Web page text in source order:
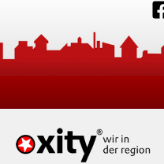
springen